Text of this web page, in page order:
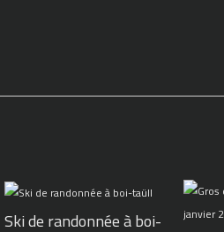
Ski de randonnée à boi-